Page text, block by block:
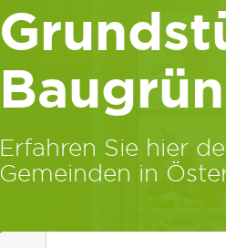
Erfahren Sie hier
Gemeinden in